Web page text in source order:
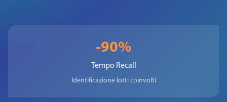
-90%
Tempo Recall
Identificazione lotti coinvolti